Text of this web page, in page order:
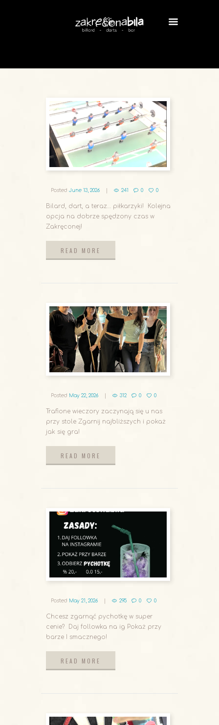
Posted June 13, 2026 241 0 0
Bilard, dart, a teraz… piłkarzyki! Kolejna
opcja na dobrze spędzony czas w
Zakręconej!
READ MORE
Posted May 22, 2026 312 0 0
Trafione wieczory zaczynają się u nas
przy stole Zgarnij najbliższych i pokaż
jak się gra!
READ MORE
Posted May 21, 2026 295 0 0
Chcesz zgarnąć pychotkę w super
cenie? Daj followka na ig Pokaż przy
barze I smacznego!
READ MORE